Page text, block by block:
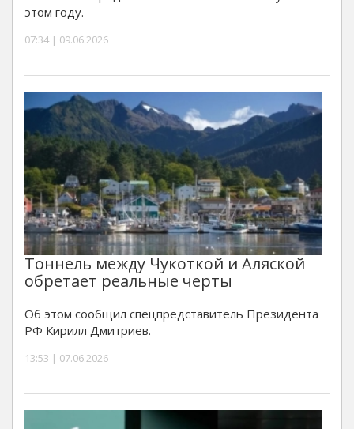
этом году.
07:34 | 09.06.2026
Тоннель между Чукоткой и Аляской
обретает реальные черты
Об этом сообщил спецпредставитель Президента
РФ Кирилл Дмитриев.
13:53 | 07.06.2026